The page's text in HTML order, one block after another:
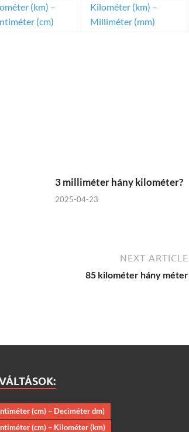
(km) –
(cm)
Kilométer (km) –
Milliméter (mm)
3 milliméter hány kilométer?
2025-04-23
NEXT ARTICLE
85 kilométer hány méter
(cm) – Deciméter dm)
(cm) – Kilométer (km)